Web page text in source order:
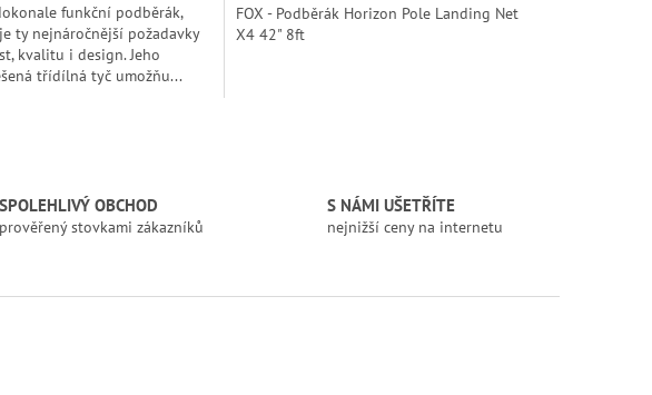
funkční podběrák,
ty nejnáročnější požadavky
kvalitu i design. Jeho
třídílná tyč umožňu...
FOX - Podběrák Horizon Pole Landing Net
X4 42" 8ft
d
a
p
SPOLEHLIVÝ OBCHOD
prověřený stovkami zákazníků
S NÁMI UŠETŘÍTE
nejnižší ceny na internetu